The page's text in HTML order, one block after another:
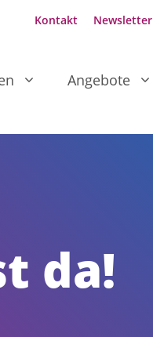
Kontakt Newsletter
Angebote
da!